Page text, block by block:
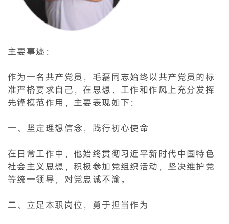
主要事迹：
作为一名共产党员，毛磊同志始终以共产党员的标
准严格要求自己，在思想、工作和作风上充分发挥
先锋模范作用，主要表现如下：
一、坚定理想信念，践行初心使命
在日常工作中，他始终贯彻习近平新时代中国特色
社会主义思想，积极参加党组织活动，坚决维护党
等统一领导，对党忠诚不渝。
二、立足本职岗位，勇于担当作为